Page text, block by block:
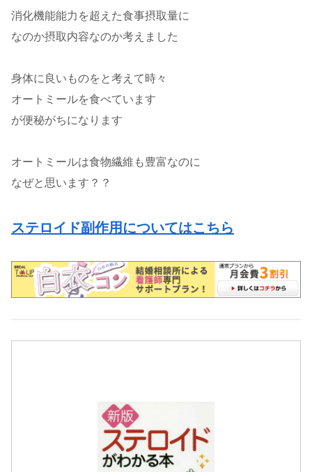
消化機能能力を超えた食事摂取量に
なのか摂取内容なのか考えました
身体に良いものをと考えて時々
オートミールを食べています
が便秘がちになります
オートミールは食物繊維も豊富なのに
なぜと思います？？
ステロイド副作用についてはこちら